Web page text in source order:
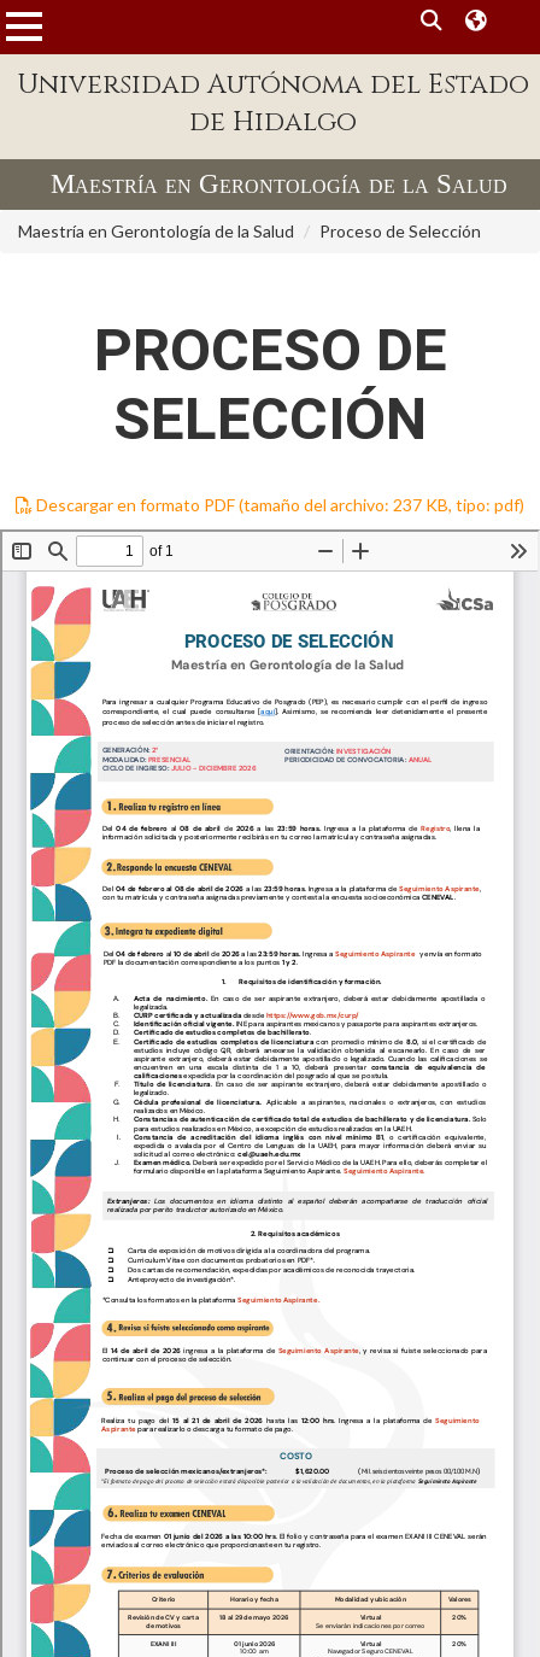
Enlaces
Directorio
Defensor Universitario
Plataforma Garza
Publicaciones en línea
Acreditación Internacional
Personal
Alumni
Visitantes
Universidad Autónoma del Estado
de Hidalgo
Maestría en Gerontología de la Salud
Maestría en Gerontología de la Salud Proceso de Selección
PROCESO DE
SELECCIÓN
Descargar en formato PDF (tamaño del archivo: 237 KB, tipo: pdf)